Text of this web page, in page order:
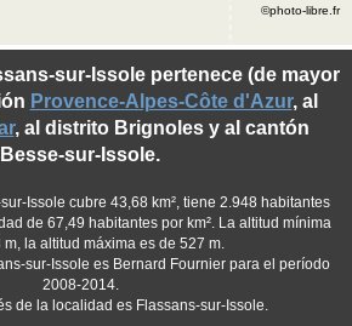
sur-Issole pertenece (de mayor
Provence-Alpes-Côte d'Azur, al
, al distrito Brignoles y al cantón
Besse-sur-Issole.
Issole cubre 43,68 km², tiene 2.948 habitantes
de 67,49 habitantes por km². La altitud mínima
m, la altitud máxima es de 527 m.
sur-Issole es Bernard Fournier para el período
2008-2014.
de la localidad es Flassans-sur-Issole.
©photo-libre.fr